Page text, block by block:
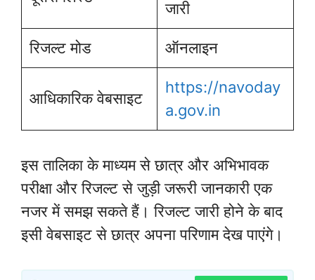
जारी
रिजल्ट मोड ऑनलाइन
आधिकारिक वेबसाइट
https://navoday
a.gov.in
इस तालिका के माध्यम से छात्र और अभिभावक
परीक्षा और रिजल्ट से जुड़ी जरूरी जानकारी एक
नजर में समझ सकते हैं। रिजल्ट जारी होने के बाद
इसी वेबसाइट से छात्र अपना परिणाम देख पाएंगे।